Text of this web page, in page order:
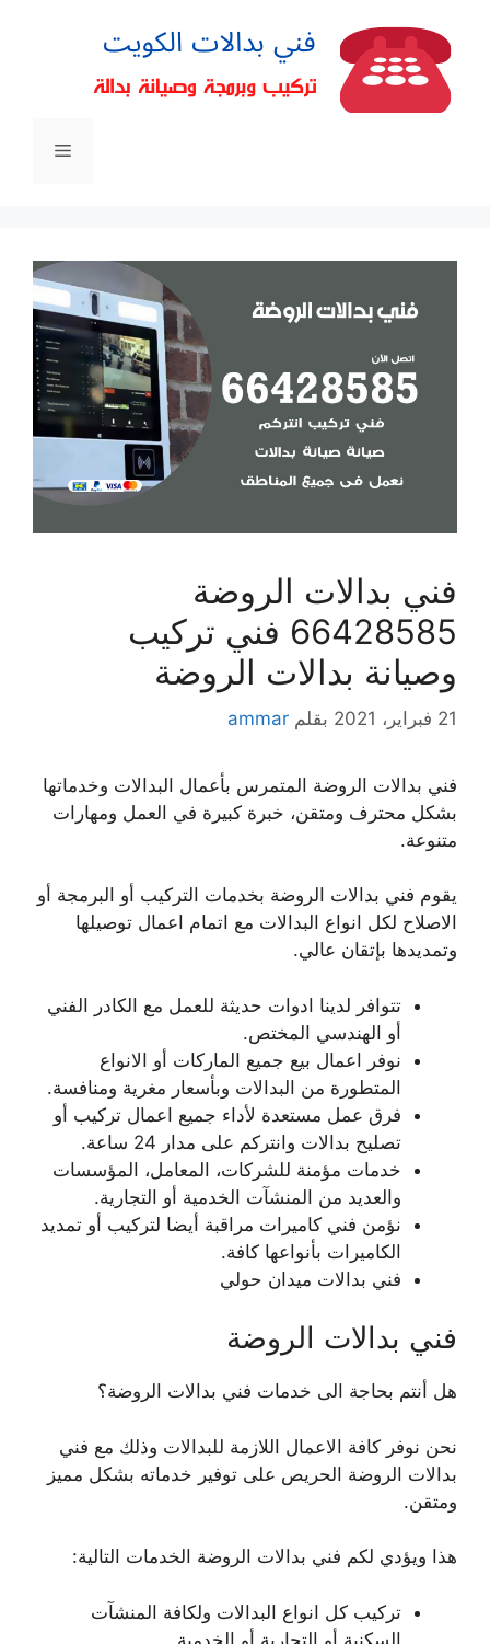
فني بدالات الروضة
66428585 فني تركيب
وصيانة بدالات الروضة
21 فبراير، 2021 بقلم ammar
فني بدالات الروضة المتمرس بأعمال البدالات وخدماتها
بشكل محترف ومتقن، خبرة كبيرة في العمل ومهارات
متنوعة.
يقوم فني بدالات الروضة بخدمات التركيب أو البرمجة أو
الاصلاح لكل انواع البدالات مع اتمام اعمال توصيلها
وتمديدها بإتقان عالي.
تتوافر لدينا ادوات حديثة للعمل مع الكادر الفني
أو الهندسي المختص.
نوفر اعمال بيع جميع الماركات أو الانواع
المتطورة من البدالات وبأسعار مغرية ومنافسة.
فرق عمل مستعدة لأداء جميع اعمال تركيب أو
تصليح بدالات وانتركم على مدار 24 ساعة.
خدمات مؤمنة للشركات، المعامل، المؤسسات
والعديد من المنشآت الخدمية أو التجارية.
نؤمن فني كاميرات مراقبة أيضا لتركيب أو تمديد
الكاميرات بأنواعها كافة.
فني بدالات ميدان حولي
فني بدالات الروضة
هل أنتم بحاجة الى خدمات فني بدالات الروضة؟
نحن نوفر كافة الاعمال اللازمة للبدالات وذلك مع فني
بدالات الروضة الحريص على توفير خدماته بشكل مميز
ومتقن.
هذا ويؤدي لكم فني بدالات الروضة الخدمات التالية:
تركيب كل انواع البدالات ولكافة المنشآت
السكنية أو التجارية أو الخدمية.